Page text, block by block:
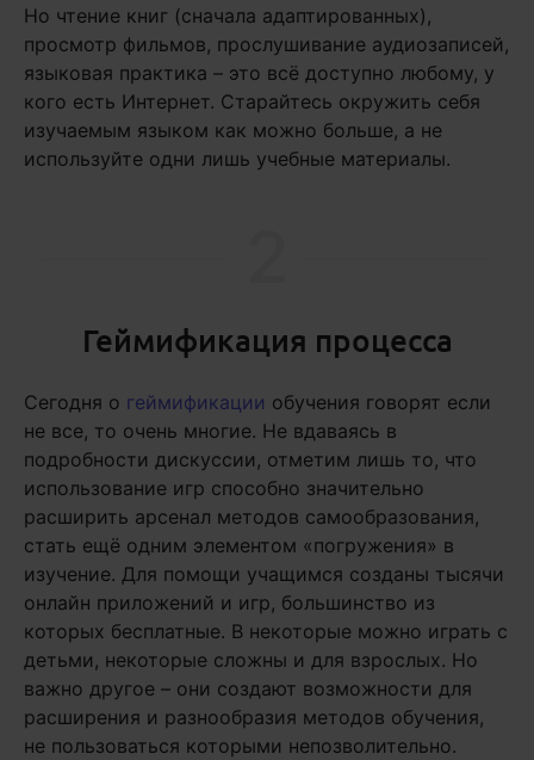
Но чтение книг (сначала адаптированных),
просмотр фильмов, прослушивание аудиозаписей,
языковая практика – это всё доступно любому, у
кого есть Интернет. Старайтесь окружить себя
изучаемым языком как можно больше, а не
используйте одни лишь учебные материалы.
Геймификация процесса
Сегодня о геймификации обучения говорят если
не все, то очень многие. Не вдаваясь в
подробности дискуссии, отметим лишь то, что
использование игр способно значительно
расширить арсенал методов самообразования,
стать ещё одним элементом «погружения» в
изучение. Для помощи учащимся созданы тысячи
онлайн приложений и игр, большинство из
которых бесплатные. В некоторые можно играть с
детьми, некоторые сложны и для взрослых. Но
важно другое – они создают возможности для
расширения и разнообразия методов обучения,
не пользоваться которыми непозволительно.